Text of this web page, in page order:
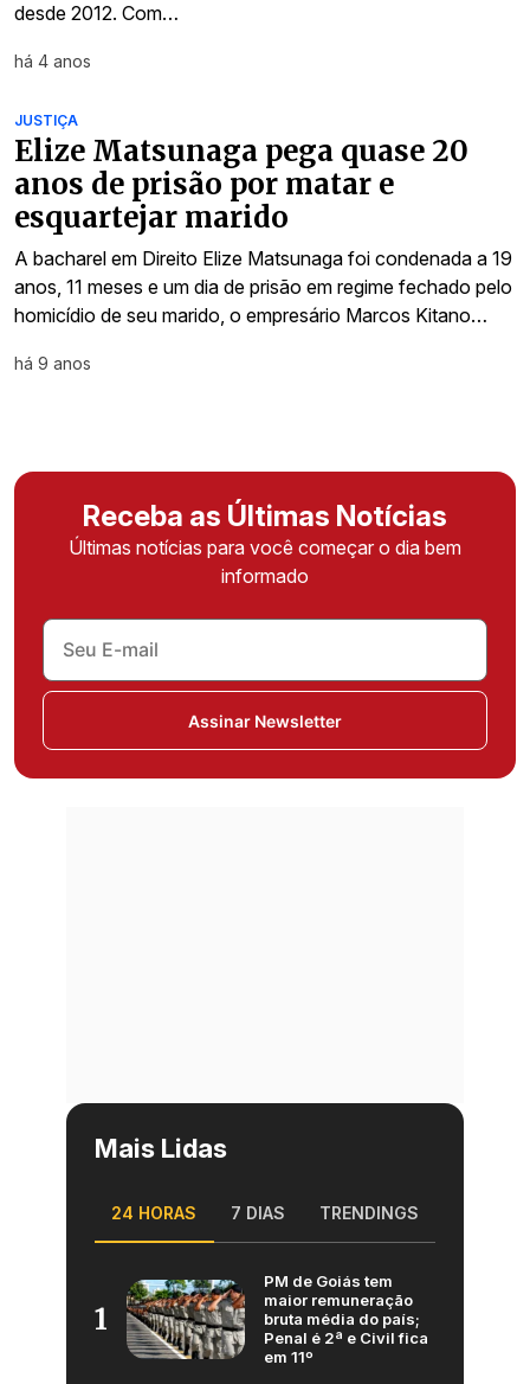
desde 2012. Com…
há 4 anos
JUSTIÇA
Elize Matsunaga pega quase 20
anos de prisão por matar e
esquartejar marido
A bacharel em Direito Elize Matsunaga foi condenada a 19
anos, 11 meses e um dia de prisão em regime fechado pelo
homicídio de seu marido, o empresário Marcos Kitano…
há 9 anos
Receba as Últimas Notícias
Últimas notícias para você começar o dia bem
informado
Assinar Newsletter
Mais Lidas
24 HORAS 7 DIAS TRENDINGS
1
PM de Goiás tem
maior remuneração
bruta média do país;
Penal é 2ª e Civil fica
em 11º